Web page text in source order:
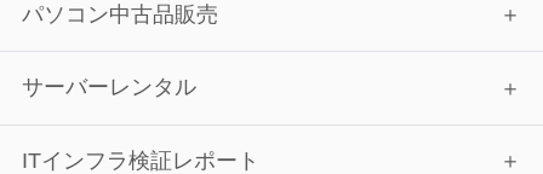
パソコン中古品販売
サーバーレンタル
ITインフラ検証レポート